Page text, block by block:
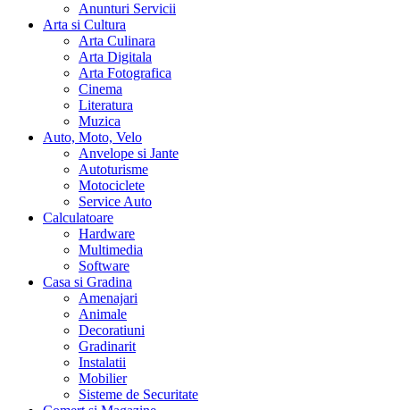
Anunturi Servicii
Arta si Cultura
Arta Culinara
Arta Digitala
Arta Fotografica
Cinema
Literatura
Muzica
Auto, Moto, Velo
Anvelope si Jante
Autoturisme
Motociclete
Service Auto
Calculatoare
Hardware
Multimedia
Software
Casa si Gradina
Amenajari
Animale
Decoratiuni
Gradinarit
Instalatii
Mobilier
Sisteme de Securitate